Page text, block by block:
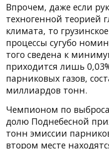
Впрочем, даже если
техногенной теорией
климата, то
процессы сугубо
того сведена к
приходится лишь
парниковых газов,
миллиардов тонн.
Чемпионом по
долю Поднебесной
тонн эмиссии
втором месте